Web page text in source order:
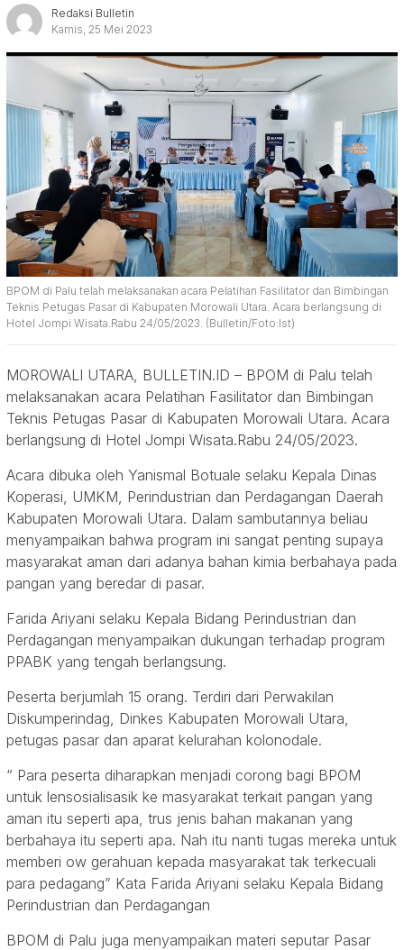
Redaksi Bulletin
Kamis, 25 Mei 2023
BPOM di Palu telah melaksanakan acara Pelatihan Fasilitator dan Bimbingan
Teknis Petugas Pasar di Kabupaten Morowali Utara. Acara berlangsung di
Hotel Jompi Wisata.Rabu 24/05/2023. (Bulletin/Foto:Ist)
MOROWALI UTARA, BULLETIN.ID – BPOM di Palu telah
melaksanakan acara Pelatihan Fasilitator dan Bimbingan
Teknis Petugas Pasar di Kabupaten Morowali Utara. Acara
berlangsung di Hotel Jompi Wisata.Rabu 24/05/2023.
Acara dibuka oleh Yanismal Botuale selaku Kepala Dinas
Koperasi, UMKM, Perindustrian dan Perdagangan Daerah
Kabupaten Morowali Utara. Dalam sambutannya beliau
menyampaikan bahwa program ini sangat penting supaya
masyarakat aman dari adanya bahan kimia berbahaya pada
pangan yang beredar di pasar.
Farida Ariyani selaku Kepala Bidang Perindustrian dan
Perdagangan menyampaikan dukungan terhadap program
PPABK yang tengah berlangsung.
Peserta berjumlah 15 orang. Terdiri dari Perwakilan
Diskumperindag, Dinkes Kabupaten Morowali Utara,
petugas pasar dan aparat kelurahan kolonodale.
“ Para peserta diharapkan menjadi corong bagi BPOM
untuk lensosialisasik ke masyarakat terkait pangan yang
aman itu seperti apa, trus jenis bahan makanan yang
berbahaya itu seperti apa. Nah itu nanti tugas mereka untuk
memberi ow gerahuan kepada masyarakat tak terkecuali
para pedagang” Kata Farida Ariyani selaku Kepala Bidang
Perindustrian dan Perdagangan
BPOM di Palu juga menyampaikan materi seputar Pasar